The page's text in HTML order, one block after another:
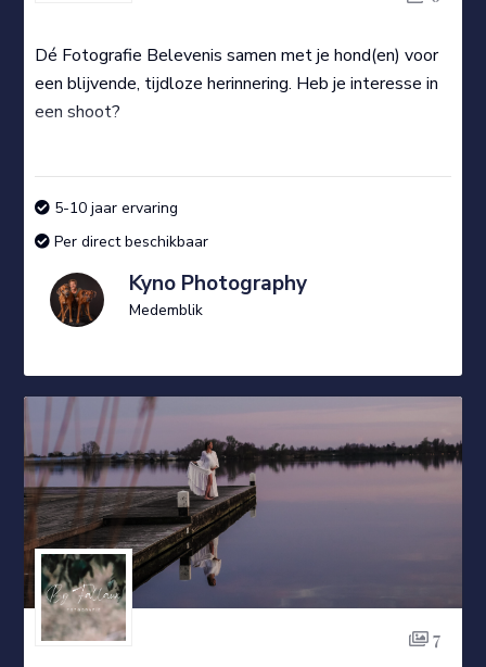
Dé Fotografie Belevenis samen met je hond(en) voor
een blijvende, tijdloze herinnering. Heb je interesse in
een shoot?
5-10 jaar ervaring
Per direct beschikbaar
Kyno Photography
Medemblik
7